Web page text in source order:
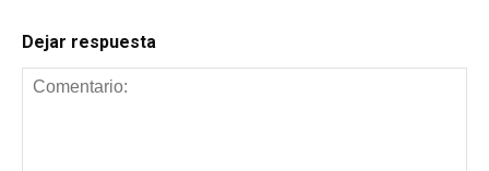
Dejar respuesta